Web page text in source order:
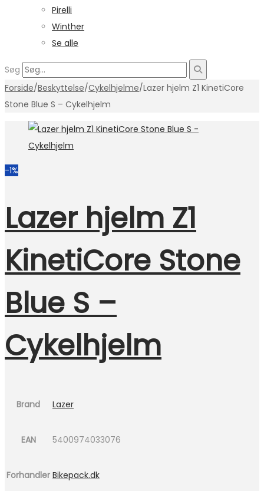
Pirelli
Winther
Se alle
Søg
Forside/Beskyttelse/Cykelhjelme/Lazer hjelm Z1 KinetiCore
Stone Blue S – Cykelhjelm
-1%
Lazer hjelm Z1
KinetiCore Stone
Blue S –
Cykelhjelm
Brand Lazer
EAN 5400974033076
Forhandler Bikepack.dk